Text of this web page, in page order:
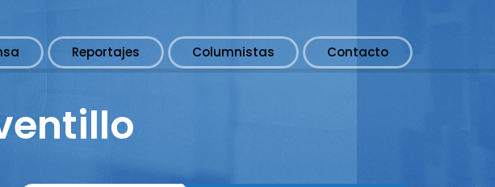
Reportajes Columnistas Contacto